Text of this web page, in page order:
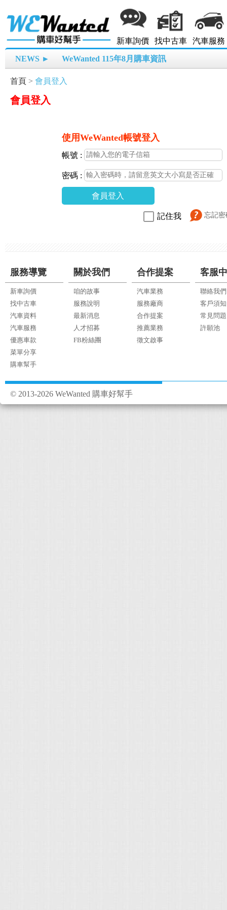
新車詢價 找中古車 汽車服務
NEWS ► WeWanted 115年8月購車資訊
首頁 > 會員登入
會員登入
使用WeWanted帳號登入
帳號 :
密碼 :
會員登入
忘記密
記住我
服務導覽
新車詢價
找中古車
汽車資料
汽車服務
優惠車款
菜單分享
購車幫手
關於我們
咱的故事
服務說明
最新消息
人才招募
FB粉絲團
合作提案
汽車業務
服務廠商
合作提案
推薦業務
徵文啟事
客服
聯絡我們
客戶須知
常見問題
許願池
© 2013-2026 WeWanted 購車好幫手